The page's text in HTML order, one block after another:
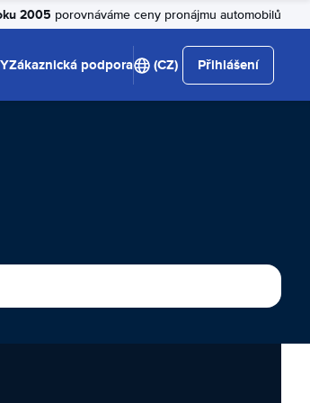
2005 porovnáváme ceny pronájmu automobilů
Zákaznická podpora (CZ) Přihlášení